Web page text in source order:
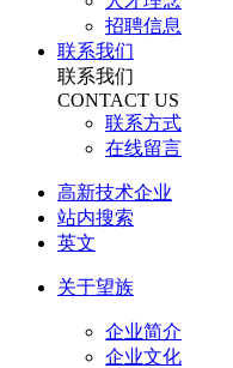
招聘信息
联系我们
联系我们
CONTACT US
联系方式
在线留言
高新技术企业
站内搜索
英文
关于望族
企业简介
企业文化